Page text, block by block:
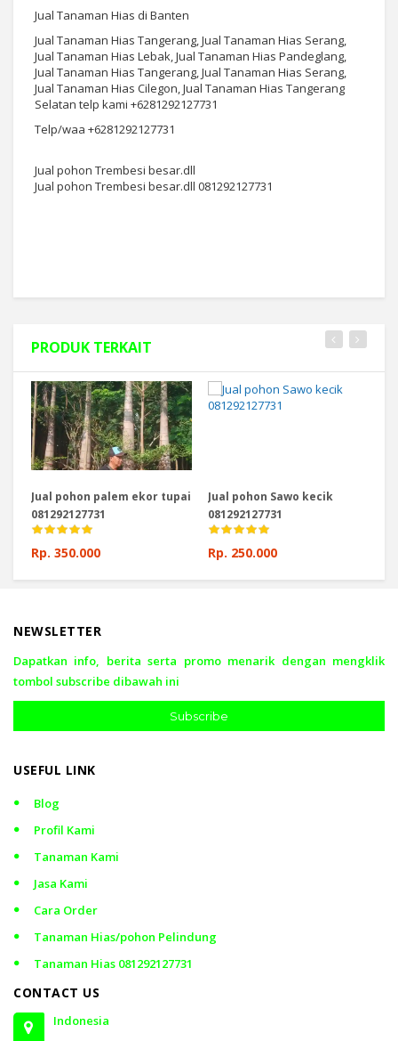
Jual Tanaman Hias di Banten
Jual Tanaman Hias Tangerang, Jual Tanaman Hias Serang,
Jual Tanaman Hias Lebak, Jual Tanaman Hias Pandeglang,
Jual Tanaman Hias Tangerang, Jual Tanaman Hias Serang,
Jual Tanaman Hias Cilegon, Jual Tanaman Hias Tangerang
Selatan telp kami +6281292127731
Telp/waa +6281292127731
Jual pohon Trembesi besar.dll
Jual pohon Trembesi besar.dll 081292127731
PRODUK TERKAIT
Jual pohon palem ekor tupai
081292127731
Rp. 350.000
Jual pohon Sawo kecik
081292127731
Rp. 250.000
NEWSLETTER
Dapatkan info, berita serta promo menarik dengan mengklik
tombol subscribe dibawah ini
Subscribe
USEFUL LINK
Blog
Profil Kami
Tanaman Kami
Jasa Kami
Cara Order
Tanaman Hias/pohon Pelindung
Tanaman Hias 081292127731
CONTACT US
Indonesia